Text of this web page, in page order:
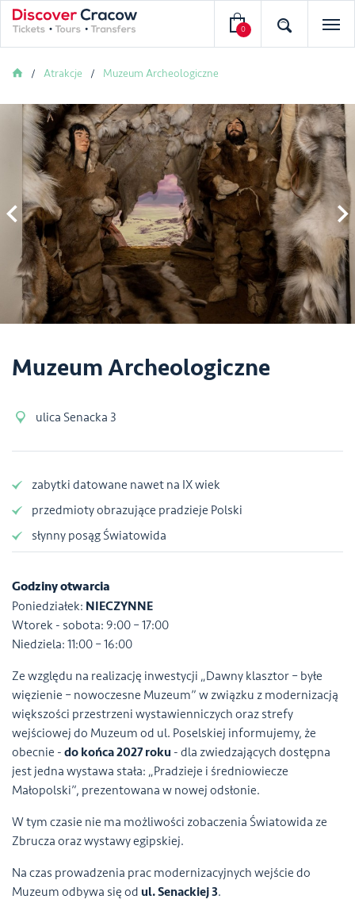
0
Atrakcje Muzeum Archeologiczne
 
Muzeum Archeologiczne
ulica Senacka 3
zabytki datowane nawet na IX wiek
przedmioty obrazujące pradzieje Polski
słynny posąg Światowida
Godziny otwarcia
Poniedziałek: NIECZYNNE
Wtorek - sobota: 9:00 – 17:00
Niedziela: 11:00 – 16:00
Ze względu na realizację inwestycji „Dawny klasztor – byłe
więzienie – nowoczesne Muzeum” w związku z modernizacją
większości przestrzeni wystawienniczych oraz strefy
wejściowej do Muzeum od ul. Poselskiej informujemy, że
obecnie - do końca 2027 roku - dla zwiedzających dostępna
jest jedna wystawa stała: „Pradzieje i średniowiecze
Małopolski”, prezentowana w nowej odsłonie.
W tym czasie nie ma możliwości zobaczenia Światowida ze
Zbrucza oraz wystawy egipskiej.
Na czas prowadzenia prac modernizacyjnych wejście do
Muzeum odbywa się od ul. Senackiej 3.